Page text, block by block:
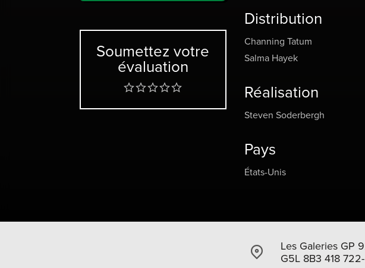
Soumettez votre
évaluation
que coûte mettre en forme,
Distribution
Channing Tatum
Salma Hayek
Réalisation
Steven Soderbergh
Pays
États-Unis
Les Galeries GP
G5L 8B3 418